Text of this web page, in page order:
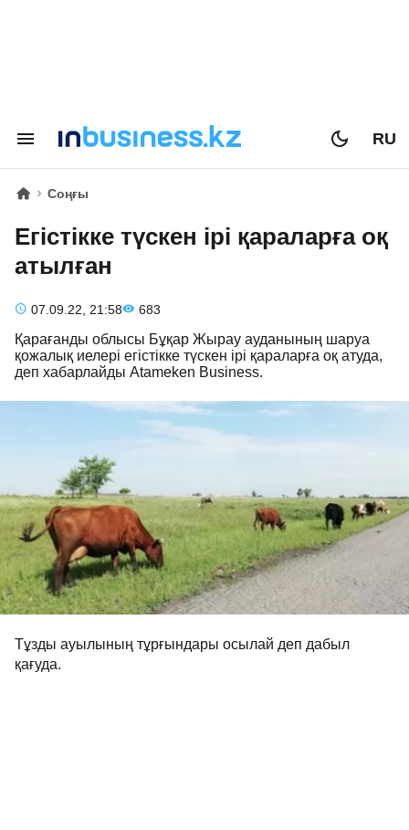
RU
Соңғы
Егістікке түскен ірі қараларға оқ
атылған
07.09.22, 21:58 683
Қарағанды облысы Бұқар Жырау ауданының шаруа
қожалық иелері егістікке түскен ірі қараларға оқ атуда,
деп хабарлайды Atameken Business.
Тұзды ауылының тұрғындары осылай деп дабыл
қағуда.